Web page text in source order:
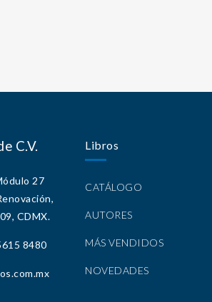
C.V.
27
CDMX.
8480
Libros
CATÁLOGO
AUTORES
MÁS VENDIDOS
NOVEDADES